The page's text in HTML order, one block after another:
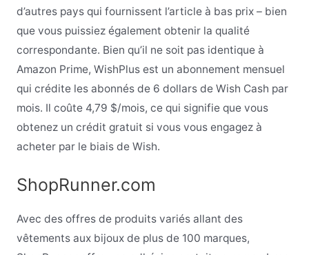
d’autres pays qui fournissent l’article à bas prix – bien
que vous puissiez également obtenir la qualité
correspondante. Bien qu’il ne soit pas identique à
Amazon Prime, WishPlus est un abonnement mensuel
qui crédite les abonnés de 6 dollars de Wish Cash par
mois. Il coûte 4,79 $/mois, ce qui signifie que vous
obtenez un crédit gratuit si vous vous engagez à
acheter par le biais de Wish.
ShopRunner.com
Avec des offres de produits variés allant des
vêtements aux bijoux de plus de 100 marques,